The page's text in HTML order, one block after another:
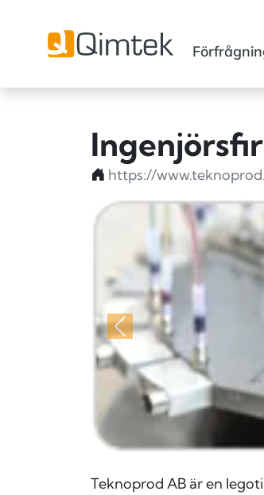
https://
Föregående
Teknoprod AB är en